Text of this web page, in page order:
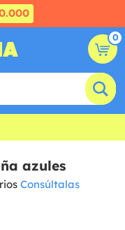
0
azules
Consúltalas